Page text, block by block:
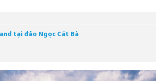
tại đảo Ngọc Cát Bà